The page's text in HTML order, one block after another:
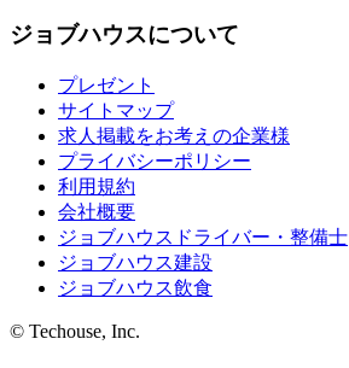
ジョブハウスについて
プレゼント
サイトマップ
求人掲載をお考えの企業様
プライバシーポリシー
利用規約
会社概要
ジョブハウスドライバー・整備士
ジョブハウス建設
ジョブハウス飲食
© Techouse, Inc.